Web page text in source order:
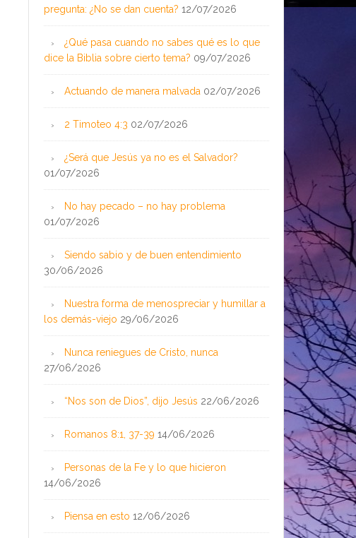
pregunta: ¿No se dan cuenta? 12/07/2026
¿Qué pasa cuando no sabes qué es lo que
dice la Biblia sobre cierto tema? 09/07/2026
Actuando de manera malvada 02/07/2026
2 Timoteo 4:3 02/07/2026
¿Será que Jesús ya no es el Salvador?
01/07/2026
No hay pecado – no hay problema
01/07/2026
Siendo sabio y de buen entendimiento
30/06/2026
Nuestra forma de menospreciar y humillar a
los demás-viejo 29/06/2026
Nunca reniegues de Cristo, nunca
27/06/2026
“Nos son de Dios”, dijo Jesús 22/06/2026
Romanos 8:1, 37-39 14/06/2026
Personas de la Fe y lo que hicieron
14/06/2026
Piensa en esto 12/06/2026